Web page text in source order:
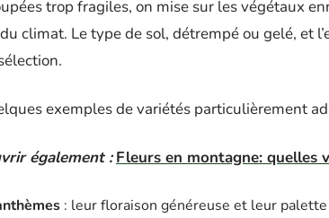
trop fragiles, on mise sur les végétaux
climat. Le type de sol, détrempé ou gelé, et
exemples de variétés particulièrement
également : Fleurs en montagne: quelles
: leur floraison généreuse et leur